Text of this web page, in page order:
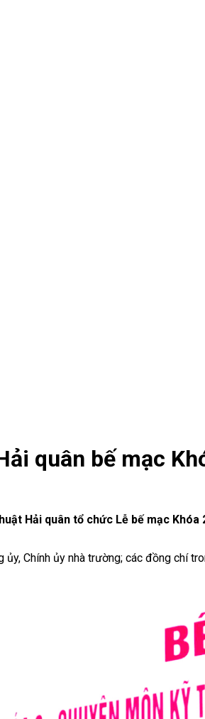
quân bế mạc
Hải quân tổ chức Lễ bế mạc
Chính ủy nhà trường; các đồng chí